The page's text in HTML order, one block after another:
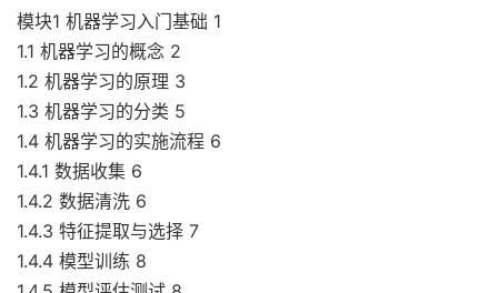
模块1 机器学习入门基础 1
1.1 机器学习的概念 2
1.2 机器学习的原理 3
1.3 机器学习的分类 5
1.4 机器学习的实施流程 6
1.4.1 数据收集 6
1.4.2 数据清洗 6
1.4.3 特征提取与选择 7
1.4.4 模型训练 8